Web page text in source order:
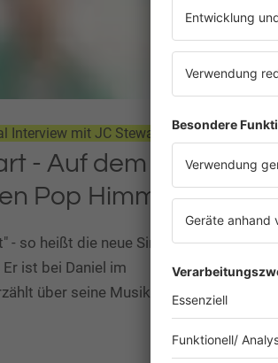
Interview mit JC Stewart
- Auf dem
Pop Himmel
- so heißt die neue Single
ist bei Daniel im
über seine Musik im